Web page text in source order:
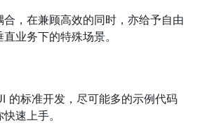
，在兼顾高效的同时，亦给予自由
业务下的特殊场景。
的标准开发，尽可能多的示例代码
速上手。